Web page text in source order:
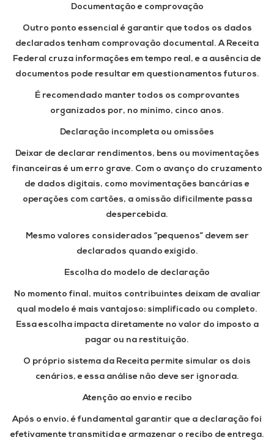
Documentação e comprovação
Outro ponto essencial é garantir que todos os dados
declarados tenham comprovação documental. A Receita
Federal cruza informações em tempo real, e a ausência de
documentos pode resultar em questionamentos futuros.
É recomendado manter todos os comprovantes
organizados por, no mínimo, cinco anos.
Declaração incompleta ou omissões
Deixar de declarar rendimentos, bens ou movimentações
financeiras é um erro grave. Com o avanço do cruzamento
de dados digitais, como movimentações bancárias e
operações com cartões, a omissão dificilmente passa
despercebida.
Mesmo valores considerados “pequenos” devem ser
declarados quando exigido.
Escolha do modelo de declaração
No momento final, muitos contribuintes deixam de avaliar
qual modelo é mais vantajoso: simplificado ou completo.
Essa escolha impacta diretamente no valor do imposto a
pagar ou na restituição.
O próprio sistema da Receita permite simular os dois
cenários, e essa análise não deve ser ignorada.
Atenção ao envio e recibo
Após o envio, é fundamental garantir que a declaração foi
efetivamente transmitida e armazenar o recibo de entrega.